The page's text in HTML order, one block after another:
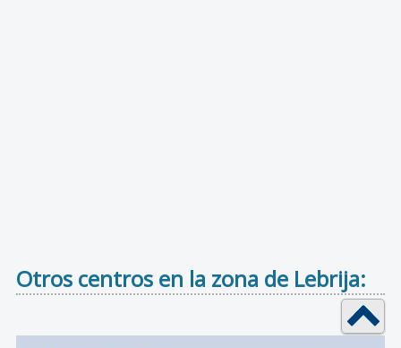
Otros centros en la zona de Lebrija: